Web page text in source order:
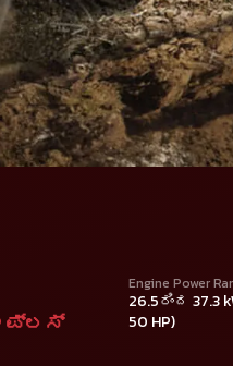
ಪ್ಲಸ್
Engine Power
26.5ರಿಂದ 37.3
50 HP)